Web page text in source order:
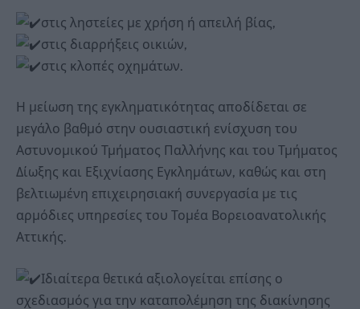
στις ληστείες με χρήση ή απειλή βίας,
στις διαρρήξεις οικιών,
στις κλοπές οχημάτων.
Η μείωση της εγκληματικότητας αποδίδεται σε
μεγάλο βαθμό στην ουσιαστική ενίσχυση του
Αστυνομικού Τμήματος Παλλήνης και του Τμήματος
Δίωξης και Εξιχνίασης Εγκλημάτων, καθώς και στη
βελτιωμένη επιχειρησιακή συνεργασία με τις
αρμόδιες υπηρεσίες του Τομέα Βορειοανατολικής
Αττικής.
Ιδιαίτερα θετικά αξιολογείται επίσης ο
σχεδιασμός για την καταπολέμηση της διακίνησης